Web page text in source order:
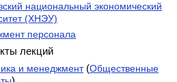
национальный экономический
(ХНЭУ)
персонала
лекций
и менеджмент(Общественные